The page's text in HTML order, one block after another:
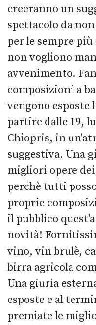
creeranno un
spettacolo da
per le sempre
non vogliono
avvenimento.
composizioni a
vengono esposte
partire dalle 19,
Chiopris, in
suggestiva. Una
migliori opere dei
perchè tutti
proprie
il pubblico
novità!
vino, vin brulè,
birra agricola
Una giuria
esposte e al
premiate le